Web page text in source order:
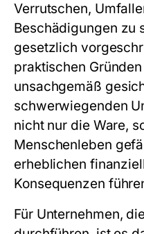
Verrutschen,
Beschädigungen zu
gesetzlich
praktischen
unsachgemäß
schwerwiegenden
nicht nur die Ware,
Menschenleben
erheblichen
Konsequenzen
Für Unternehmen,